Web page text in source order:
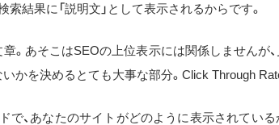
索結果に「説明文」として表示されるからです。
。あそこはSEOの上位表示には関係しませんが
かを決めるとても大事な部分。Click Through
で、あなたのサイトがどのように表示されてい